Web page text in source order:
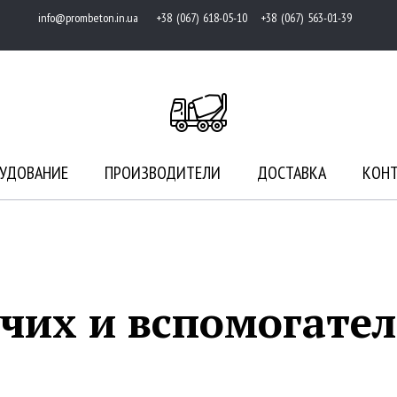
info@prombeton.in.ua +38 (067) 618-05-10 +38 (067) 563-01-39
ПРОИЗВОДИТЕЛИ ДОСТАВКА
и